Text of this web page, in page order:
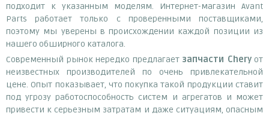
подходит к указанным моделям. Интернет-магазин Avant
Parts работает только с проверенными поставщиками,
поэтому мы уверены в происхождении каждой позиции из
нашего обширного каталога.
Современный рынок нередко предлагает запчасти Cheryот
неизвестных производителей по очень привлекательной
цене. Опыт показывает, что покупка такой продукции ставит
под угрозу работоспособность систем и агрегатов и может
привести к серьезным затратам и даже ситуациям, опасным